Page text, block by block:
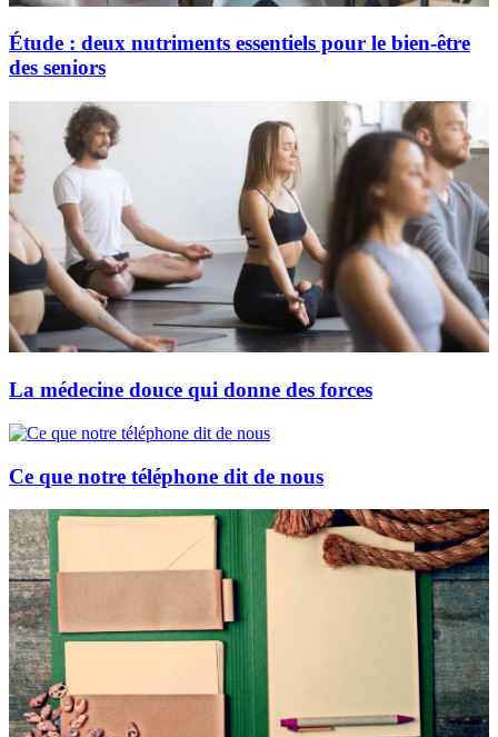
Étude : deux nutriments essentiels pour le bien-être
des seniors
La médecine douce qui donne des forces
Ce que notre téléphone dit de nous